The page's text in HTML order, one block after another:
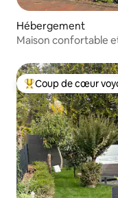
Hébergement
Maison confortable
Coups de cœur
Coup de cœur